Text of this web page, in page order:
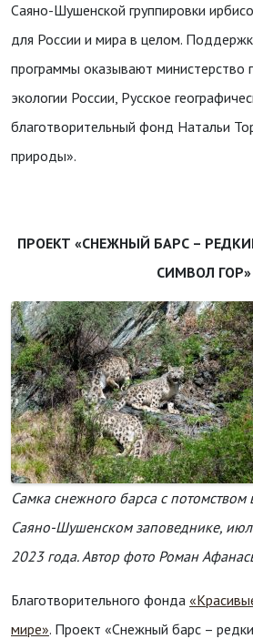
Саяно-Шушенской группировки
для России и мира в целом.
программы оказывают министерство
экологии России, Русское
благотворительный фонд Натальи
природы».
ПРОЕКТ «СНЕЖНЫЙ БАРС –
СИМВОЛ ГОР»
Самка снежного барса с потомством
Саяно-Шушенском заповеднике,
2023 года. Автор фото Роман
Благотворительного фонда
мире». Проект «Снежный барс –